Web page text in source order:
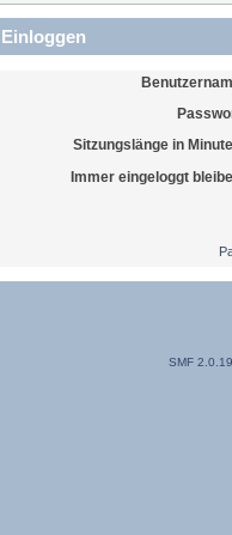
Einloggen
Sitzungslänge in
Immer eingeloggt
SMF 2.0.19